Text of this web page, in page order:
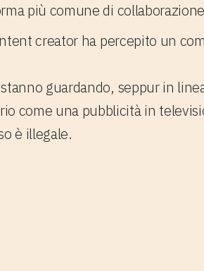
più comune di
creator ha percepito un
guardando, seppur in
come una pubblicità in
è illegale.